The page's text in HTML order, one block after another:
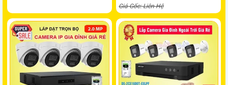
Giá Gốc: Liên Hệ